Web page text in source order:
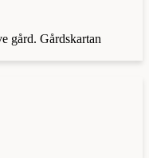
gård. Gårdskartan